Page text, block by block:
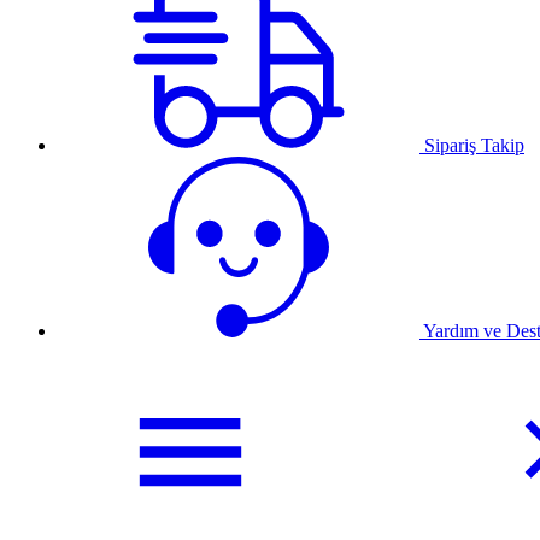
Sipariş Takip
Yardım ve